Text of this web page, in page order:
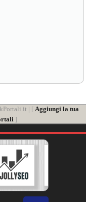
| [ Aggiungi la tua
]